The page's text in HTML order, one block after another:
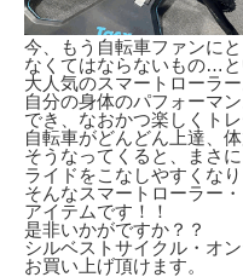
今、もう自転車ファンにと
なくてはならないもの…と
大人気のスマートローラー
自分の身体のパフォーマ
でき、なおかつ楽しくト
自転車がどんどん上達、
そうなってくると、まさ
ライドをこなしやすくな
そんなスマートローラー
アイテムです！！
是非いかがですか？？
シルベストサイクル・オ
お買い上げ頂けます。